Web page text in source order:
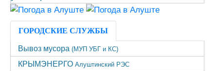
ГОРОДСКИЕ СЛУЖБЫ
Вывоз мусора (МУП УБГ и КС)
КРЫМЭНЕРГО Алуштинский РЭС